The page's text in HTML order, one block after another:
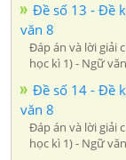
Đề số 13 - Đề
văn 8
Đáp án và lời giải
học kì 1) - Ngữ
Đề số 14 - Đề
văn 8
Đáp án và lời giải
học kì 1) - Ngữ